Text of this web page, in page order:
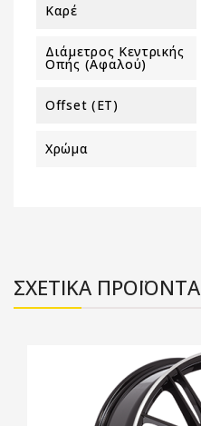
Καρέ
Διάμετρος Κεντρικής
Οπής (αφαλού)
Offset (ET)
Χρώμα
ΣΧΕΤΙΚΑ ΠΡΟΪΟΝΤΑ